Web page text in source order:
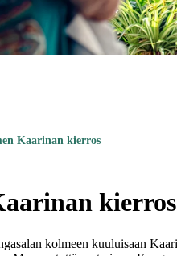
Kaarinan kierros
kierros
kolmeen kuuluisaan